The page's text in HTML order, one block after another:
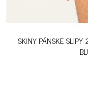
SKINY PÁNSKE